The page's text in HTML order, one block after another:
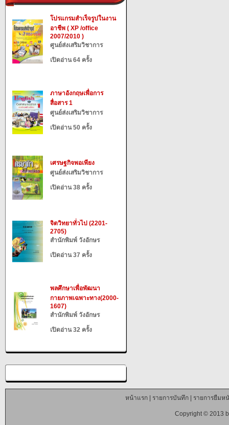
โปรแกรมสำเร็จรูปในงาน
อาชีพ ( XP /office
2007/2010 )
ศูนย์ส่งเสริมวิชาการ
เปิดอ่าน 64 ครั้ง
ภาษาอังกฤษเพื่อการ
สื่อสาร 1
ศูนย์ส่งเสริมวิชาการ
เปิดอ่าน 50 ครั้ง
เศรษฐกิจพอเพียง
ศูนย์ส่งเสริมวิชาการ
เปิดอ่าน 38 ครั้ง
จิตวิทยาทั่วไป (2201-
2705)
สำนักพิมพ์ วังอักษร
เปิดอ่าน 37 ครั้ง
พลศึกษาเพื่อพัฒนา
กายภาพเฉพาะทาง(2000-
1607)
สำนักพิมพ์ วังอักษร
เปิดอ่าน 32 ครั้ง
หน้าแรก| รายการบันทึก| รายการยืมห
Copyright © 2013